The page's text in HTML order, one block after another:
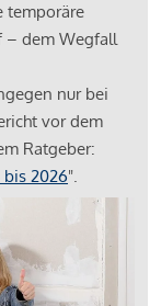
temporäre
– dem Wegfall
nur bei
vor dem
Ratgeber:
2026".